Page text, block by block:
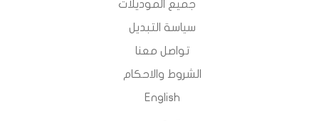
جميع الموديلات
سياسة التبديل
تواصل معنا
الشروط والاحكام
English